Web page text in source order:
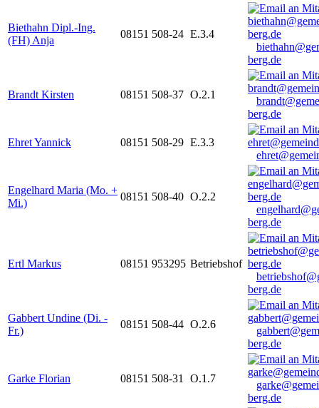
Biethahn Dipl.-Ing.
(FH) Anja
08151 508-24 E.3.4
berg.de
Brandt Kirsten 08151 508-37 O.2.1
berg.de
Ehret Yannick 08151 508-29 E.3.3
Engelhard Maria (Mo. +
Mi.)
08151 508-40 O.2.2
berg.de
Ertl Markus 08151 953295 Betriebshof
berg.de
Gabbert Undine (Di. -
Fr.)
08151 508-44 O.2.6
berg.de
Garke Florian 08151 508-31 O.1.7
berg.de